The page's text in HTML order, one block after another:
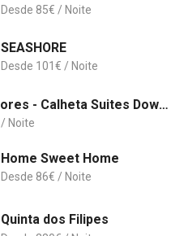
85€
SEASHORE
101 €
Home Azores - Calheta Suites Downtown
Home Sweet Home
86€
Quinta dos Filipes